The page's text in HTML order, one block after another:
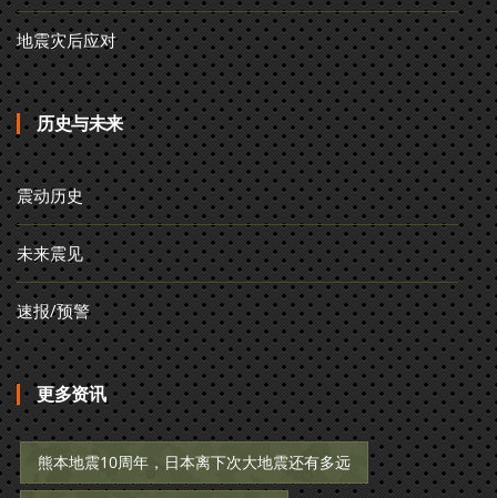
地震灾后应对
历史与未来
震动历史
未来震见
速报/预警
更多资讯
熊本地震10周年，日本离下次大地震还有多远